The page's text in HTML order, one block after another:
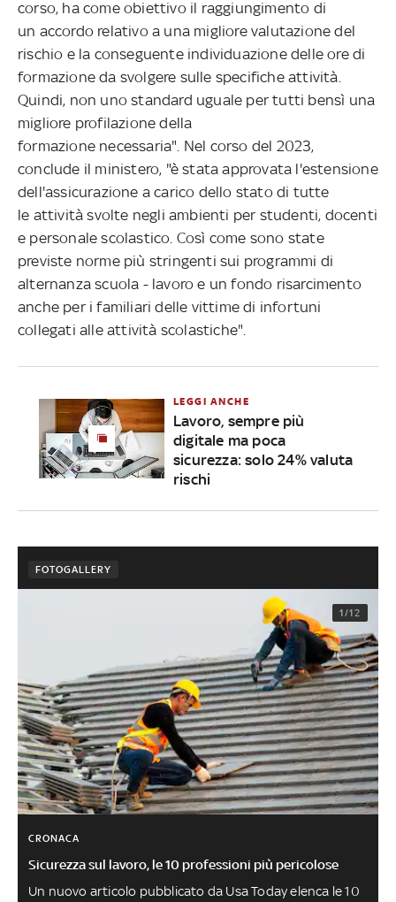
corso, ha come obiettivo il raggiungimento di
un accordo relativo a una migliore valutazione del
rischio e la conseguente individuazione delle ore di
formazione da svolgere sulle specifiche attività.
Quindi, non uno standard uguale per tutti bensì una
migliore profilazione della
formazione necessaria". Nel corso del 2023,
conclude il ministero, "è stata approvata l'estensione
dell'assicurazione a carico dello stato di tutte
le attività svolte negli ambienti per studenti, docenti
e personale scolastico. Così come sono state
previste norme più stringenti sui programmi di
alternanza scuola - lavoro e un fondo risarcimento
anche per i familiari delle vittime di infortuni
collegati alle attività scolastiche".
LEGGI ANCHE
Lavoro, sempre più
digitale ma poca
sicurezza: solo 24% valuta
rischi
FOTOGALLERY
1/12
CRONACA
Sicurezza sul lavoro, le 10 professioni più pericolose
Un nuovo articolo pubblicato da Usa Today elenca le 10